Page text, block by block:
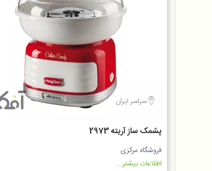
سراسر ایران
پشمک ساز آریته 2973
فروشگاه مرکزی
اطلاعات بیشتر...